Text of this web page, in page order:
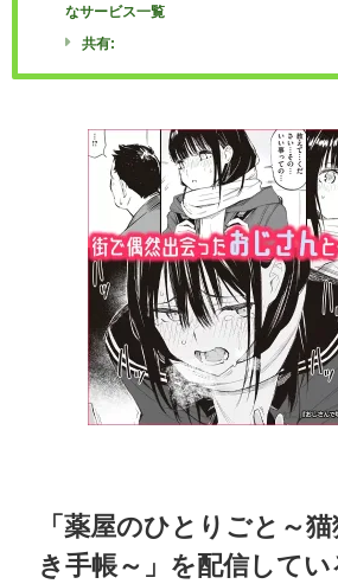
なサービス一覧
共有:
「薬屋のひとりごと～
き手帳～」を配信してい